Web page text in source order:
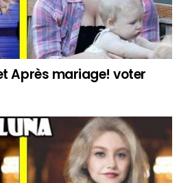
Après mariage! voter